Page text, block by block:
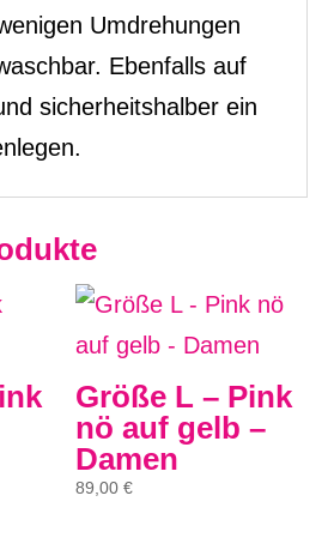
Umdrehungen
Ebenfalls auf
sicherheitshalber ein
Größe L – Pink
nö auf gelb –
Damen
89,00€